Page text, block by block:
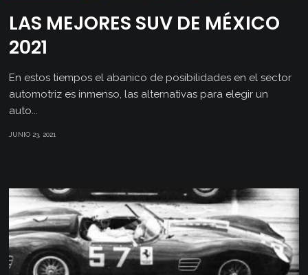
LAS MEJORES SUV DE MÉXICO
2021
En estos tiempos el abanico de posibilidades en el sector
automotriz es inmenso, las alternativas para elegir un
auto...
JUNIO 23, 2021